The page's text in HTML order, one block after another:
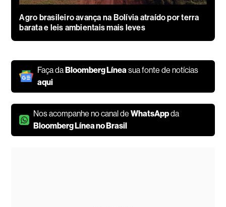
Agro brasileiro avança na Bolívia atraído por terra
barata e leis ambientais mais leves
Faça daBloomberg Línea sua fonte de notícias
aqui
Nos acompanhe no canal deWhatsAppda
Bloomberg Línea no Brasil